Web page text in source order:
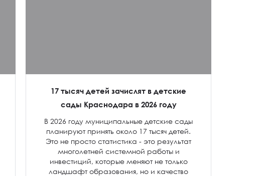
17 тысяч детей зачислят в детские
сады Краснодара в 2026 году
В 2026 году муниципальные детские сады
планируют принять около 17 тысяч детей.
Это не просто статистика - это результат
многолетней системной работы и
инвестиций, которые меняют не только
ландшафт образования, но и качество